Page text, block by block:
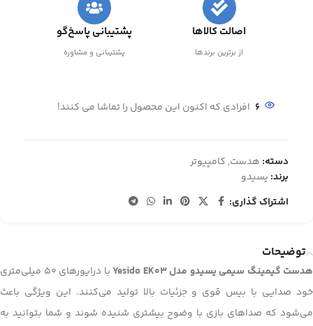
اصالت کالاها
از برترین برندها
پشتیبانی پاسخ‌گو
پشتیبانی و مشاوره
6 افرادی که اکنون این محصول را تماشا می کنند!
دسته: هدست, کامپیوتر
برند: یسیدو
اشتراک گذاری:
توضیحات
هدست گیمینگ سیمی یسیدو مدل Yesido EK03
با درایورهای 50 میلی‌متری
خود صدایی با بیس قوی و جزئیات بالا تولید می‌کنند. این ویژگی باعث
می‌شود که صداهای بازی با وضوح بیشتری شنیده شوند و شما بتوانید به